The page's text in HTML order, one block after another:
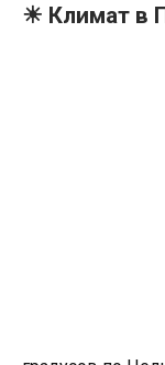
☀ Климат в